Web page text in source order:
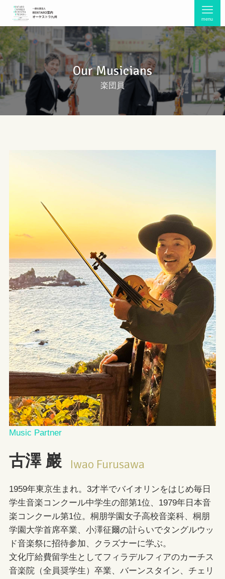
menu
Our Musicians
Music Partner
古澤 巖 Iwao Furusawa
1959年東京生まれ。3才半でバイオリンをはじめ毎日
学生音楽コンクール中学生の部第1位、1979年日本音
楽コンクール第1位。桐朋学園女子高校音楽科、桐朋
学園大学首席卒業、小澤征爾の計らいでタングルウッ
ド音楽祭に招待参加、クラズナーに学ぶ。
文化庁給費留学生としてフィラデルフィアのカーチス
音楽院（全員奨学生）卒業、バーンスタイン、チェリ